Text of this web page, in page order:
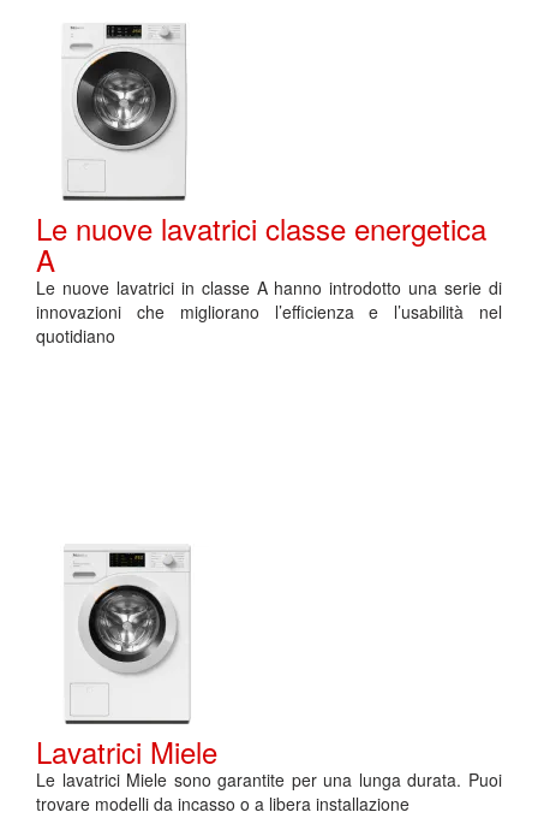
Le nuove lavatrici classe energetica
A
Le nuove lavatrici in classe A hanno introdotto una serie di
innovazioni che migliorano l’efficienza e l’usabilità nel
quotidiano
Lavatrici Miele
Le lavatrici Miele sono garantite per una lunga durata. Puoi
trovare modelli da incasso o a libera installazione